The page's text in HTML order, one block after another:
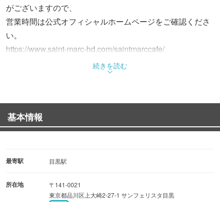
がございますので、
営業時間は公式オフィシャルホームページをご確認くださ
い。
https://www.saint-marc-hd.com/saintmarccafe/
パンは窯から出したばかりの熱々を。
1杯ずつ豆を挽き抽出する「一杯だて方式」にこだわりま
した。
いつもの暮らしに「ホッと」できる時間をご提供いたしま
続きを読む
基本情報
最寄駅 目黒駅
所在地
〒141-0021
東京都品川区上大崎2-27-1 サンフェリスタ目黒